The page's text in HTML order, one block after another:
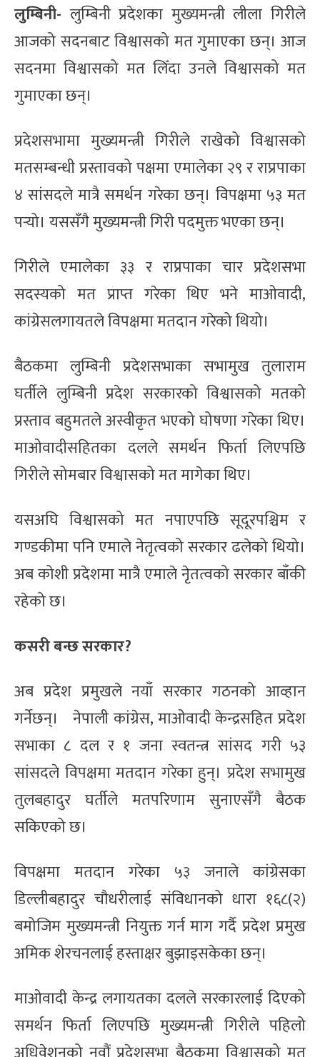
लुम्बिनी- लुम्बिनी प्रदेशका मुख्यमन्त्री लीला गिरीले
आजको सदनबाट विश्वासको मत गुमाएका छन्। आज
सदनमा विश्वासको मत लिँदा उनले विश्वासको मत
गुमाएका छन्।
प्रदेशसभामा मुख्यमन्त्री गिरीले राखेको विश्वासको
मतसम्बन्धी प्रस्तावको पक्षमा एमालेका २९ र राप्रपाका
४ सांसदले मात्रै समर्थन गरेका छन्। विपक्षमा ५३ मत
पर्‍यो। यससँगै मुख्यमन्त्री गिरी पदमुक्त भएका छन्।
गिरीले एमालेका ३३ र राप्रपाका चार प्रदेशसभा
सदस्यको मत प्राप्त गरेका थिए भने माओवादी,
कांग्रेसलगायतले विपक्षमा मतदान गरेको थियो।
बैठकमा लुम्बिनी प्रदेशसभाका सभामुख तुलाराम
घर्तीले लुम्बिनी प्रदेश सरकारको विश्वासको मतको
प्रस्ताव बहुमतले अस्वीकृत भएको घोषणा गरेका थिए।
माओवादीसहितका दलले समर्थन फिर्ता लिएपछि
गिरीले सोमबार विश्वासको मत मागेका थिए।
यसअघि विश्वासको मत नपाएपछि सूदूरपश्चिम र
गण्डकीमा पनि एमाले नेतृत्वको सरकार ढलेको थियो।
अब कोशी प्रदेशमा मात्रै एमाले नेृतत्वको सरकार बाँकी
रहेको छ।
कसरी बन्छ सरकार?
अब प्रदेश प्रमुखले नयाँ सरकार गठनको आव्हान
गर्नेछन्। नेपाली कांग्रेस, माओवादी केन्द्रसहित प्रदेश
सभाका ८ दल र १ जना स्वतन्त्र सांसद गरी ५३
सांसदले विपक्षमा मतदान गरेका हुन्। प्रदेश सभामुख
तुलबहादुर घर्तीले मतपरिणाम सुनाएसँगै बैठक
सकिएको छ।
विपक्षमा मतदान गरेका ५३ जनाले कांग्रेसका
डिल्लीबहादुर चौधरीलाई संविधानको धारा १६८(२)
बमोजिम मुख्यमन्त्री नियुक्त गर्न माग गर्दै प्रदेश प्रमुख
अमिक शेरचनलाई हस्ताक्षर बुझाइसकेका छन्।
माओवादी केन्द्र लगायतका दलले सरकारलाई दिएको
समर्थन फिर्ता लिएपछि मुख्यमन्त्री गिरीले पहिलो